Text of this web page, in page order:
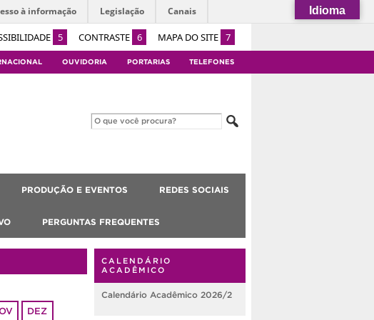
5 CONTRASTE 6 MAPA DO SITE 7
à informação Legislação Canais
OUVIDORIA PORTARIAS TELEFONES
PRODUÇÃO E EVENTOS REDES SOCIAIS
PERGUNTAS FREQUENTES
DEZ
CALENDÁRIO
ACADÊMICO
Calendário Acadêmico 2026/2
Idioma